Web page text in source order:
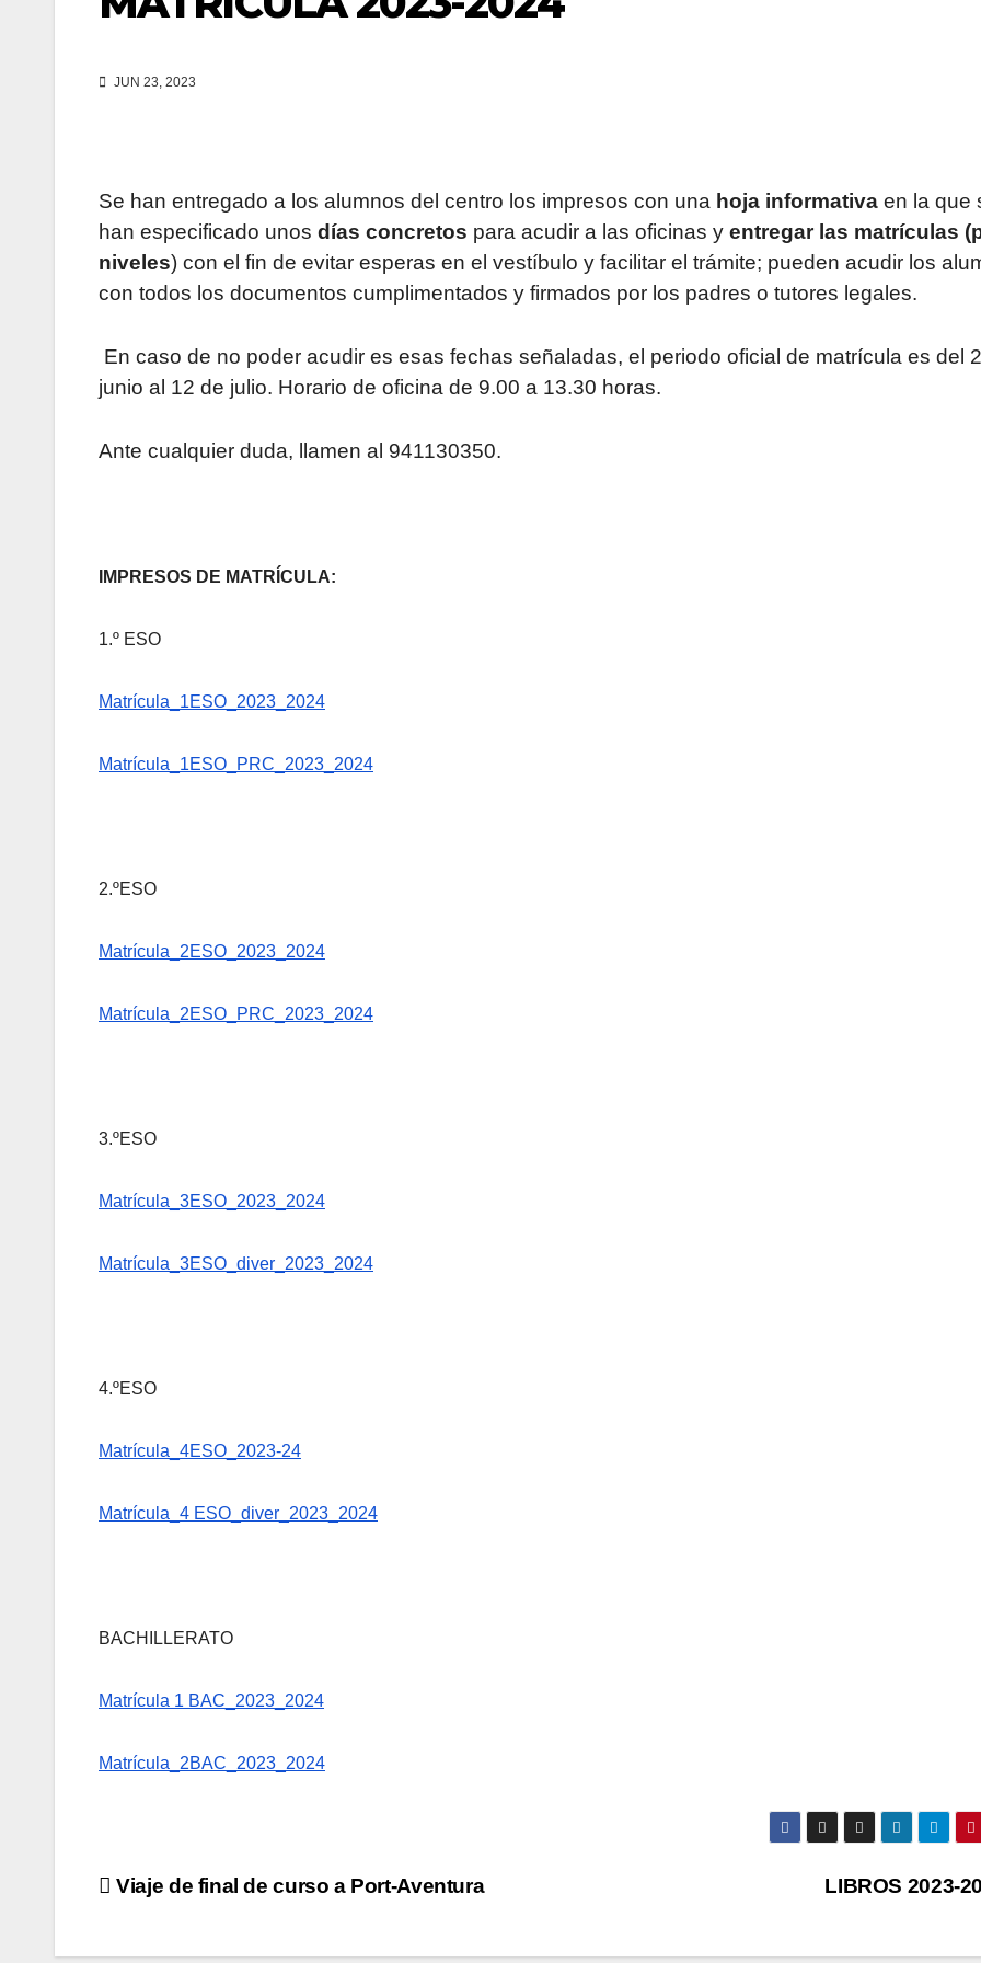
JUN 23, 2023
Se han entregado a los alumnos del centro los impresos con una hoja informativa en la que
han especificado unos días concretos para acudir a las oficinas y entregar las matrículas
niveles) con el fin de evitar esperas en el vestíbulo y facilitar el trámite; pueden acudir los
con todos los documentos cumplimentados y firmados por los padres o tutores legales.
En caso de no poder acudir es esas fechas señaladas, el periodo oficial de matrícula es del
junio al 12 de julio. Horario de oficina de 9.00 a 13.30 horas.
Ante cualquier duda, llamen al 941130350.
IMPRESOS DE MATRÍCULA:
1.º ESO
Matrícula_1ESO_2023_2024
Matrícula_1ESO_PRC_2023_2024
2.ºESO
Matrícula_2ESO_2023_2024
Matrícula_2ESO_PRC_2023_2024
3.ºESO
Matrícula_3ESO_2023_2024
Matrícula_3ESO_diver_2023_2024
4.ºESO
Matrícula_4ESO_2023-24
Matrícula_4 ESO_diver_2023_2024
BACHILLERATO
Matrícula 1 BAC_2023_2024
Matrícula_2BAC_2023_2024
Navegación
LIBROS 2023-
Viaje de final de curso a Port-Aventura